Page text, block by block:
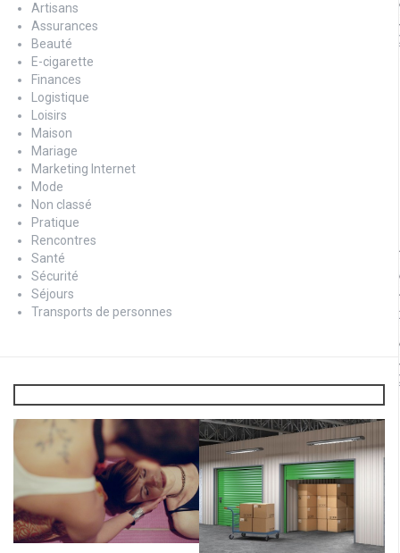
Artisans
Assurances
Beauté
E-cigarette
Finances
Logistique
Loisirs
Maison
Mariage
Marketing Internet
Mode
Non classé
Pratique
Rencontres
Santé
Sécurité
Séjours
Transports de personnes